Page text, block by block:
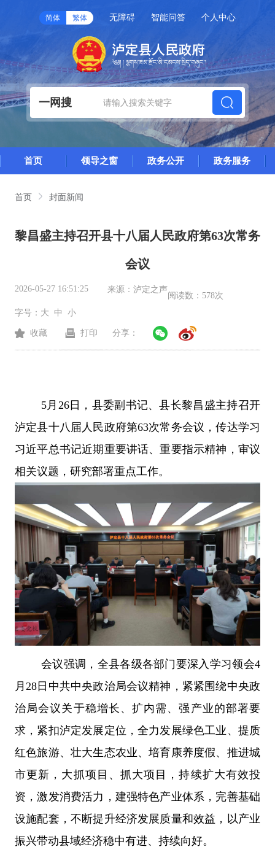
简体 繁体 无障碍 智能问答 个人中心
一网搜
首页 领导之窗 政务公开 政务服务
首页 封面新闻
黎昌盛主持召开县十八届人民政府第63次常务
会议
2026-05-27 16:51:25 来源： 泸定之声
阅读数： 578次
字号： 大 中 小
收藏 打印 分享：
5月26日，县委副书记、县长黎昌盛主持召开
泸定县十八届人民政府第63次常务会议，传达学习
习近平总书记近期重要讲话、重要指示精神，审议
相关议题，研究部署重点工作。
会议强调， 全县各级各部门要深入学习领会4
月28日中共中央政治局会议精神， 紧紧围绕中央政
治局会议关于稳增长、扩内需、强产业的部署要
求，紧扣泸定发展定位，全力发展绿色工业、提质
红色旅游、壮大生态农业、培育康养度假、推进城
市更新，大抓项目、抓大项目，持续扩大有效投
资，激发消费活力，建强特色产业体系，完善基础
设施配套，不断提升经济发展质量和效益，以产业
振兴带动县域经济稳中有进、持续向好。